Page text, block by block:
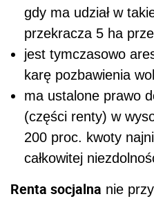
gdy ma udział w
przekracza 5 ha
jest tymczasowo
karę pozbawienia
ma ustalone prawo
(części renty) w
200 proc. kwoty
całkowitej
Renta socjalna nie